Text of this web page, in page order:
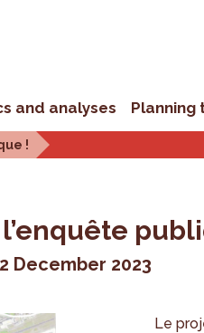
and analyses Planning
!
December 2023
Le